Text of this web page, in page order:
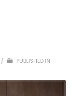
/ PUBLISHED IN